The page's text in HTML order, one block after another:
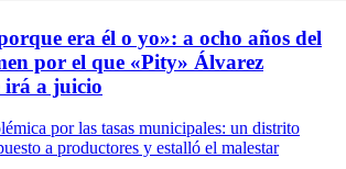
era él o yo»: a ocho años del
por el que «Pity» Álvarez
irá a juicio